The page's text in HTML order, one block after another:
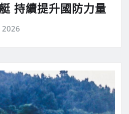
持續提升國防力量
2026